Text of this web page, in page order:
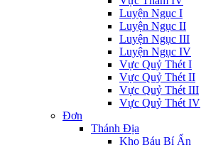
Luyện Ngục I
Luyện Ngục II
Luyện Ngục III
Luyện Ngục IV
Vực Quỷ Thét I
Vực Quỷ Thét II
Vực Quỷ Thét III
Vực Quỷ Thét IV
Đơn
Thánh Địa
Kho Báu Bí Ẩn